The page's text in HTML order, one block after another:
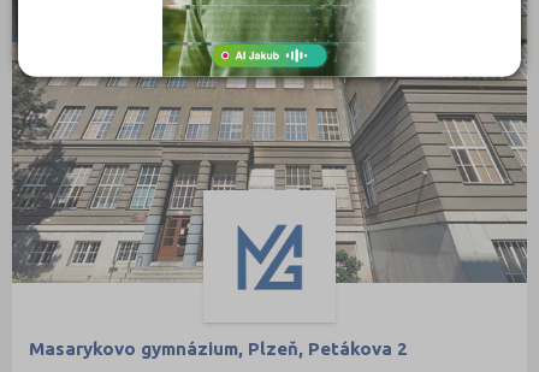
Masarykovo gymnázium, Plzeň, Petákova 2